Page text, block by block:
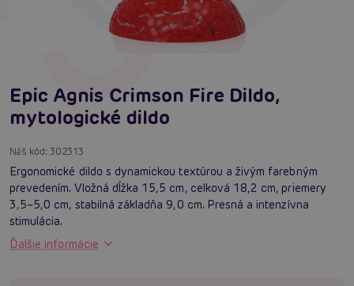
Epic Agnis Crimson Fire Dildo,
mytologické dildo
Náš kód:302313
Ergonomické dildo s dynamickou textúrou a živým farebným
prevedením. Vložná dĺžka 15,5 cm, celková 18,2 cm, priemery
3,5–5,0 cm, stabilná základňa 9,0 cm. Presná a intenzívna
stimulácia.
Ďalšie informácie